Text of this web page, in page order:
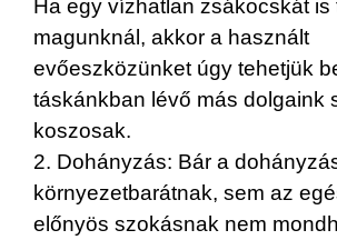
Ha egy vízhatlan zsákocskát is
magunknál, akkor a használt
evőeszközünket úgy tehetjük
táskánkban lévő más dolgaink
koszosak.
2. Dohányzás: Bár a
környezetbarátnak, sem az
előnyös szokásnak nem